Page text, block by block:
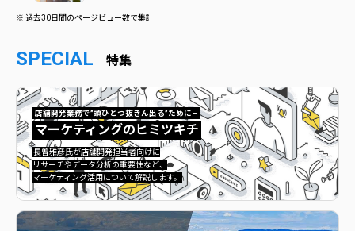
※ 過去30日間のページビュー数で集計
SPECIAL 特集
店舗開発業務で”頭ひとつ抜きん出る”ために—
マーケティングのヒミツキチ
長曽雅彦氏が店舗開発担当者向けに
リサーチやデータ分析の重要性など、
マーケティング活用について解説します。
マーケティングのヒミツキチ">